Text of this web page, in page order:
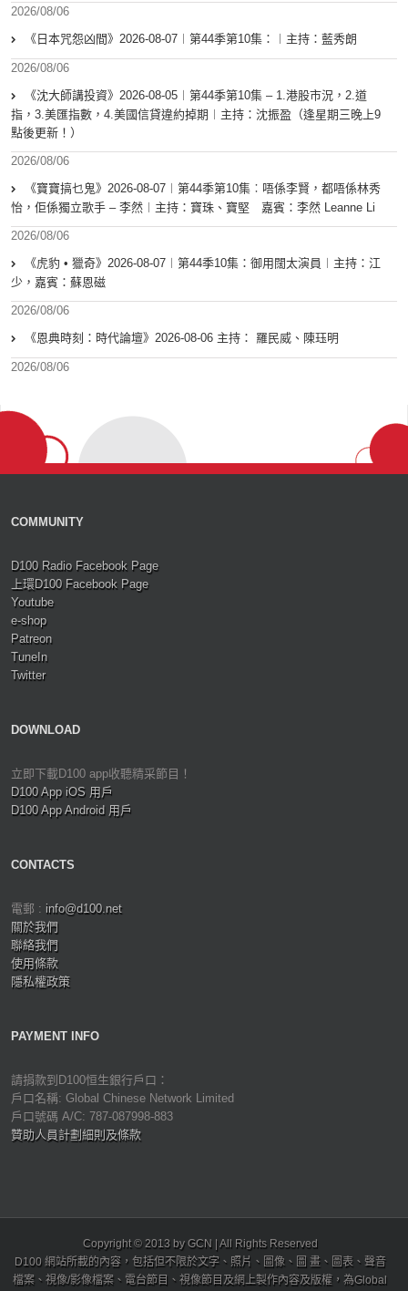
2026/08/06
《日本咒怨凶間》2026-08-07︱第44季第10集：︱主持：藍秀朗
2026/08/06
《沈大師講投資》2026-08-05︱第44季第10集 – 1.港股市況，2.道
指，3.美匯指數，4.美國信貸違約掉期︱主持：沈振盈（逢星期三晚上9
點後更新！）
2026/08/06
《寶寶搞乜鬼》2026-08-07︱第44季第10集︰唔係李賢，都唔係林秀
怡，佢係獨立歌手 – 李然︱主持：寶珠、寶堅 嘉賓：李然 Leanne Li
2026/08/06
《虎豹 • 獵奇》2026-08-07︱第44季10集：御用闊太演員︱主持：江
少，嘉賓：蘇恩磁
2026/08/06
《恩典時刻：時代論壇》2026-08-06 主持： 羅民威、陳珏明
2026/08/06
COMMUNITY
D100 Radio Facebook Page
上環D100 Facebook Page
Youtube
e-shop
Patreon
TuneIn
Twitter
DOWNLOAD
立即下載D100 app收聽精采節目！
D100 App iOS 用戶
D100 App Android 用戶
CONTACTS
電郵 : info@d100.net
關於我們
聯絡我們
使用條款
隱私權政策
PAYMENT INFO
請捐款到D100恒生銀行戶口：
戶口名稱: Global Chinese Network Limited
戶口號碼 A/C: 787-087998-883
贊助人員計劃細則及條款
Copyright © 2013 by GCN | All Rights Reserved
D100 網站所載的內容，包括但不限於文字、照片、圖像、圖 畫、圖表、聲音
檔案、視像/影像檔案、電台節目、視像節目及網上製作內容及版權，為Global